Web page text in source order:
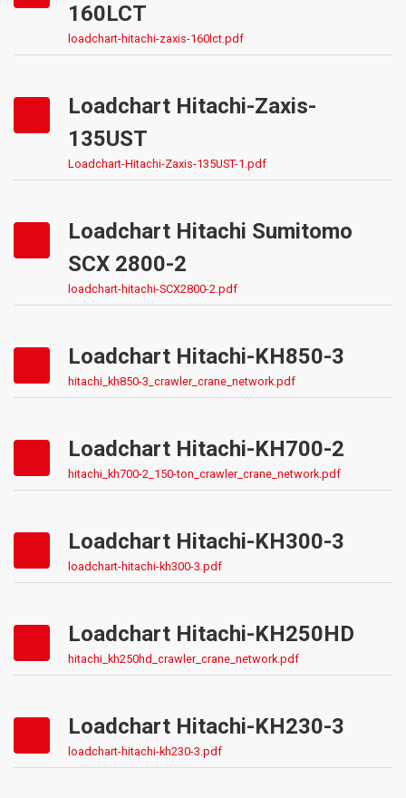
160LCT
loadchart-hitachi-zaxis-160lct.pdf
Loadchart Hitachi-Zaxis-
135UST
Loadchart-Hitachi-Zaxis-135UST-1.pdf
Loadchart Hitachi Sumitomo
SCX 2800-2
loadchart-hitachi-SCX2800-2.pdf
Loadchart Hitachi-KH850-3
hitachi_kh850-3_crawler_crane_network.pdf
Loadchart Hitachi-KH700-2
hitachi_kh700-2_150-ton_crawler_crane_network.pdf
Loadchart Hitachi-KH300-3
loadchart-hitachi-kh300-3.pdf
Loadchart Hitachi-KH250HD
hitachi_kh250hd_crawler_crane_network.pdf
Loadchart Hitachi-KH230-3
loadchart-hitachi-kh230-3.pdf